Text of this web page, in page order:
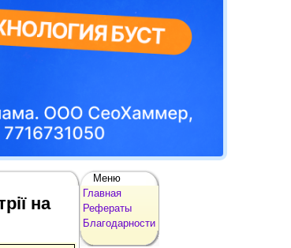
на
Меню
Главная
Рефераты
Благодарности